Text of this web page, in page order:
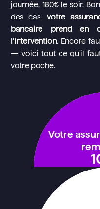
journée, 180€ le soir.
des cas, votre
bancaire prend en
l’intervention. Encore
— voici tout ce qu’il
votre poche.
Votre